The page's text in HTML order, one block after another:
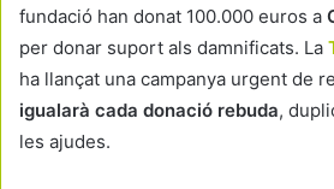
fundació han donat 100.000 euros a
per donar suport als damnificats. La
ha llançat una campanya urgent de
igualarà cada donació rebuda,
les ajudes.